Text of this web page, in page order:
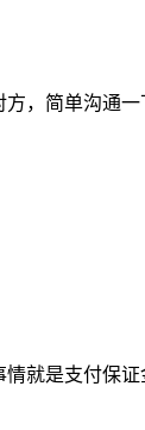
简单沟通一
是支付保证